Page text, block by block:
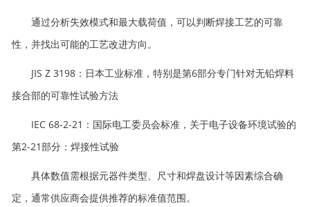
通过分析失效模式和最大载荷值，可以判断焊接工艺的可靠
性，并找出可能的工艺改进方向。
JIS Z 3198：日本工业标准，特别是第6部分专门针对无铅焊料
接合部的可靠性试验方法
IEC 68-2-21：国际电工委员会标准，关于电子设备环境试验的
第2-21部分：焊接性试验
具体数值需根据元器件类型、尺寸和焊盘设计等因素综合确
定，通常供应商会提供推荐的标准值范围。